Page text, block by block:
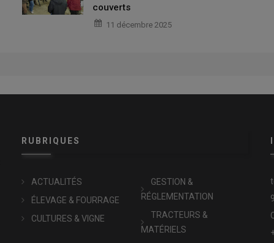
couverts
11 décembre 2025
RUBRIQUES
ACTUALITÉS
ÉLEVAGE & FOURRAGE
CULTURES & VIGNE
GESTION &
RÉGLEMENTATION
TRACTEURS &
MATÉRIELS